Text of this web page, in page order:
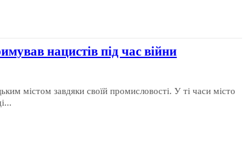
нацистів під час війни
містом завдяки своїй промисловості. У ті часи місто